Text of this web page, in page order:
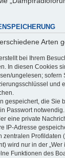
Arten
bei Ihrem
In diesen Cookies
ungelesen;
gespeichert, die Sie
Passwort
eine private
IP-Adresse
zentralen
wird nur in der
Funktionen des